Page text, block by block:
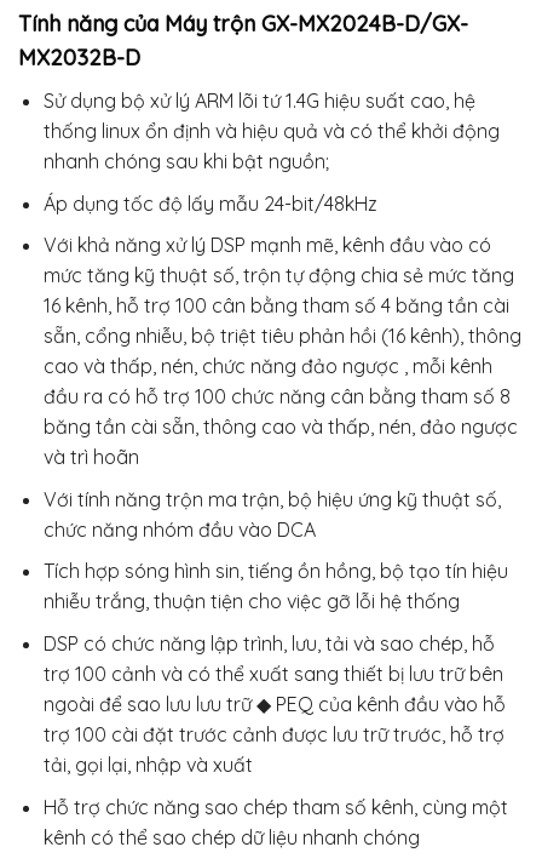
Tính năng của Máy trộn GX-MX2024B-D/GX-
MX2032B-D
Sử dụng bộ xử lý ARM lõi tứ 1.4G hiệu suất cao, hệ
thống linux ổn định và hiệu quả và có thể khởi động
nhanh chóng sau khi bật nguồn;
Áp dụng tốc độ lấy mẫu 24-bit/48kHz
Với khả năng xử lý DSP mạnh mẽ, kênh đầu vào có
mức tăng kỹ thuật số, trộn tự động chia sẻ mức tăng
16 kênh, hỗ trợ 100 cân bằng tham số 4 băng tần cài
sẵn, cổng nhiễu, bộ triệt tiêu phản hồi (16 kênh), thông
cao và thấp, nén, chức năng đảo ngược , mỗi kênh
đầu ra có hỗ trợ 100 chức năng cân bằng tham số 8
băng tần cài sẵn, thông cao và thấp, nén, đảo ngược
và trì hoãn
Với tính năng trộn ma trận, bộ hiệu ứng kỹ thuật số,
chức năng nhóm đầu vào DCA
Tích hợp sóng hình sin, tiếng ồn hồng, bộ tạo tín hiệu
nhiễu trắng, thuận tiện cho việc gỡ lỗi hệ thống
DSP có chức năng lập trình, lưu, tải và sao chép, hỗ
trợ 100 cảnh và có thể xuất sang thiết bị lưu trữ bên
ngoài để sao lưu lưu trữ ◆ PEQ của kênh đầu vào hỗ
trợ 100 cài đặt trước cảnh được lưu trữ trước, hỗ trợ
tải, gọi lại, nhập và xuất
Hỗ trợ chức năng sao chép tham số kênh, cùng một
kênh có thể sao chép dữ liệu nhanh chóng